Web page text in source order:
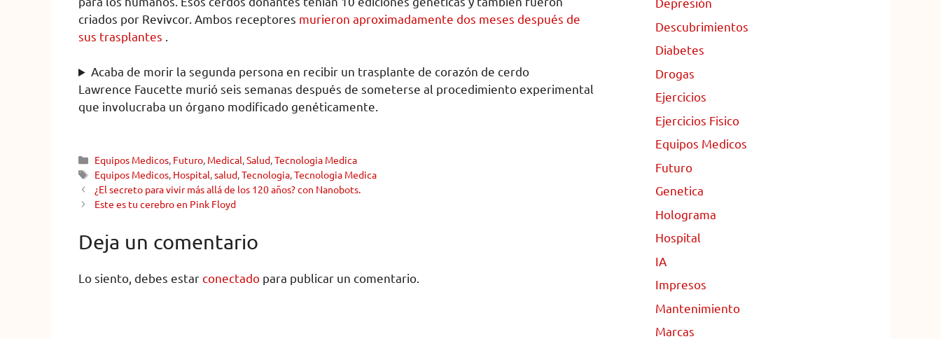
criados por Revivcor. Ambos receptores murieron aproximadamente dos meses después de
sus trasplantes
Acaba de morir la segunda persona en recibir un trasplante de corazón de cerdo
Lawrence Faucette murió seis semanas después de someterse al procedimiento experimental
que involucraba un órgano modificado genéticamente.
Equipos Medicos, Futuro, Medical,Salud,Tecnologia Medica
Equipos Medicos, Hospital,salud,Tecnologia,Tecnologia Medica
¿El secreto para vivir más allá de los 120 años? con Nanobots.
Este es tu cerebro en Pink Floyd
Deja un comentario
Lo siento, debes estarconectado para publicar un comentario.
Descubrimientos
Diabetes
Drogas
Ejercicios
Ejercicios Fisico
Equipos Medicos
Futuro
Genetica
Holograma
Hospital
IA
Impresos
Mantenimiento
Marcas